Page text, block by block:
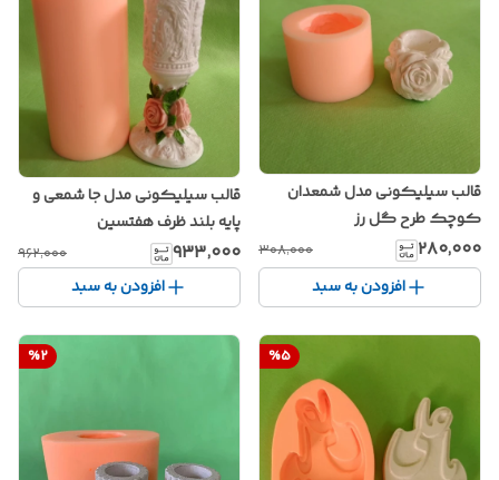
قالب سیلیکونی مدل شمعدان
کوچک طرح گل رز
۲۸۰٬۰۰۰ ۳۰۸٬۰۰۰
افزودن به سبد
قالب سیلیکونی مدل جا شمعی و
پایه بلند ظرف هفتسین
۹۳۳٬۰۰۰ ۹۶۲٬۰۰۰
افزودن به سبد
%5
%2